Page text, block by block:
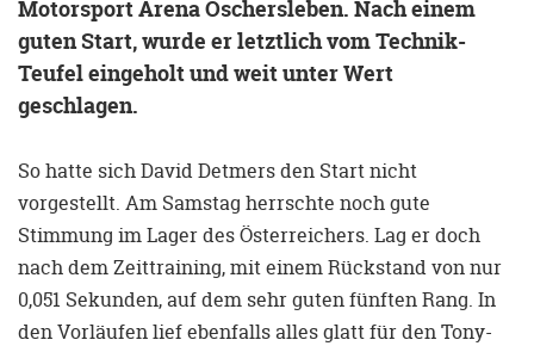
Motorsport Arena Oschersleben. Nach einem
guten Start, wurde er letztlich vom Technik-
Teufel eingeholt und weit unter Wert
geschlagen.
So hatte sich David Detmers den Start nicht
vorgestellt. Am Samstag herrschte noch gute
Stimmung im Lager des Österreichers. Lag er doch
nach dem Zeittraining, mit einem Rückstand von nur
0,051 Sekunden, auf dem sehr guten fünften Rang. In
den Vorläufen lief ebenfalls alles glatt für den Tony-